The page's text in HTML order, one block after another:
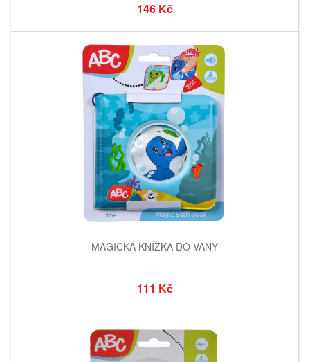
146 Kč
MAGICKÁ KNÍŽKA DO VANY
111 Kč